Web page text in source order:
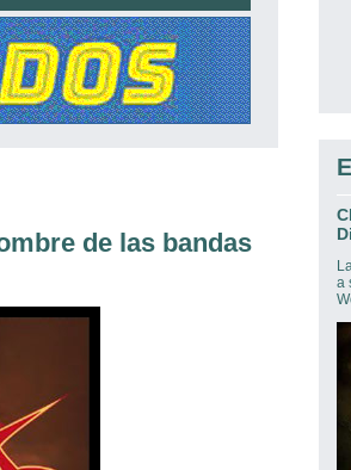
de las bandas
a